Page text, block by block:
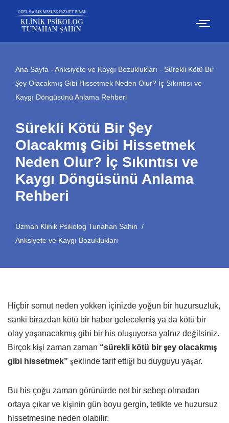
İçeriğe
geç
Ana Sayfa - Anksiyete ve Kaygı Bozuklukları - Sürekli Kötü Bir
Şey Olacakmış Gibi Hissetmek Neden Olur? İç Sıkıntısı ve
Kaygı Döngüsünü Anlama Rehberi
Sürekli Kötü Bir Şey
Olacakmış Gibi Hissetmek
Neden Olur? İç Sıkıntısı ve
Kaygı Döngüsünü Anlama
Rehberi
Uzman Klinik Psikolog Tunahan Sahin
Anksiyete ve Kaygı Bozuklukları
Hiçbir somut neden yokken içinizde yoğun bir huzursuzluk,
sanki birazdan kötü bir haber gelecekmiş ya da kötü bir
olay yaşanacakmış gibi bir his oluşuyorsa yalnız değilsiniz.
Birçok kişi zaman zaman “sürekli kötü bir şey olacakmış
gibi hissetmek” şeklinde tarif ettiği bu duyguyu yaşar.
Bu his çoğu zaman görünürde net bir sebep olmadan
ortaya çıkar ve kişinin gün boyu gergin, tetikte ve huzursuz
hissetmesine neden olabilir.